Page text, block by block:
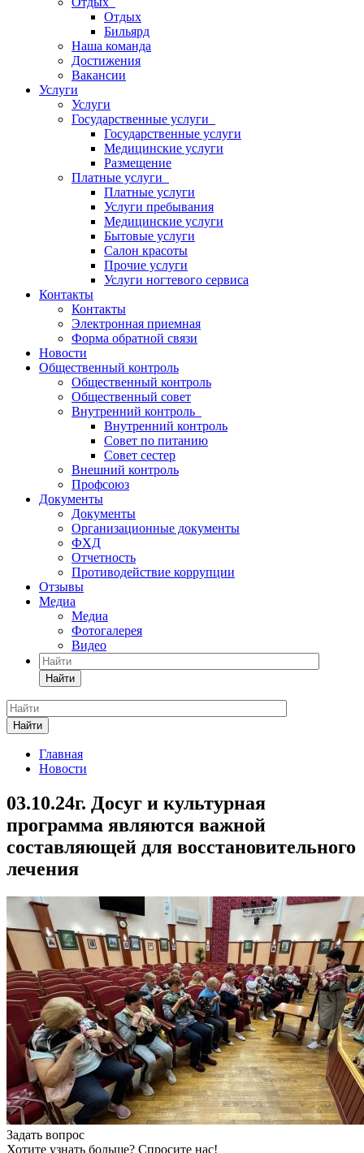
Отдых
Бильярд
Наша команда
Достижения
Вакансии
Услуги
Услуги
Государственные услуги
Государственные услуги
Медицинские услуги
Размещение
Платные услуги
Платные услуги
Услуги пребывания
Медицинские услуги
Бытовые услуги
Салон красоты
Прочие услуги
Услуги ногтевого сервиса
Контакты
Контакты
Электронная приемная
Форма обратной связи
Новости
Общественный контроль
Общественный контроль
Общественный совет
Внутренний контроль
Внутренний контроль
Совет по питанию
Совет сестер
Внешний контроль
Профсоюз
Документы
Документы
Организационные документы
ФХД
Отчетность
Противодействие коррупции
Отзывы
Медиа
Медиа
Фотогалерея
Видео
Найти
Найти
Главная
Новости
03.10.24г. Досуг и культурная
программа являются важной
составляющей для восстановительного
лечения
Задать вопрос
Хотите узнать больше? Спросите нас!